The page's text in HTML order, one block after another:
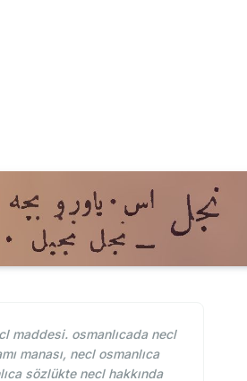
maddesi. osmanlıcada necl
manası, necl osmanlıca
sözlükte necl hakkında